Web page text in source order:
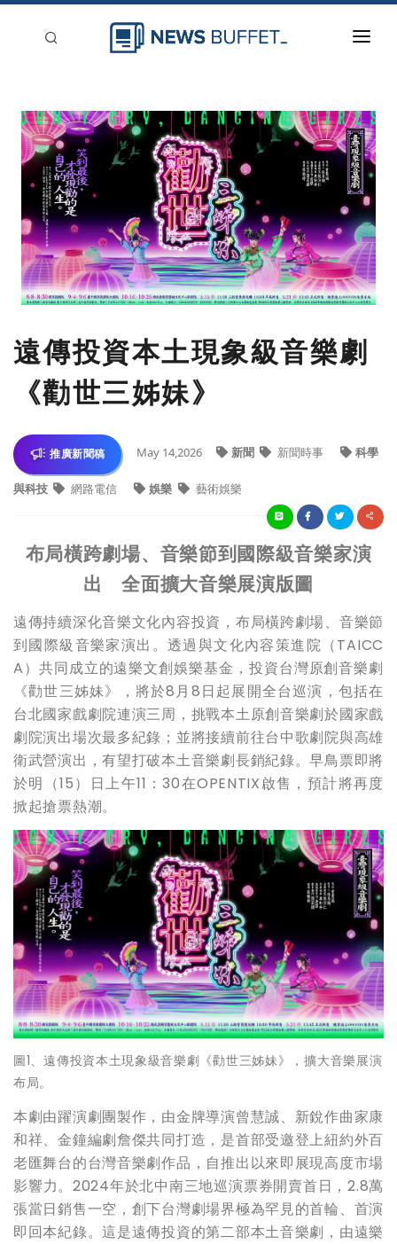
新聞稿分類
登入
刊登
遠傳投資本土現象級音樂劇
《勸世三姊妹》
推廣新聞稿 May 14,2026 新聞 新聞時事 科學
與科技 網路電信 娛樂 藝術娛樂
布局橫跨劇場、音樂節到國際級音樂家演
出 全面擴大音樂展演版圖
遠傳持續深化音樂文化內容投資，布局橫跨劇場、音樂節
到國際級音樂家演出。透過與文化內容策進院（TAICC
A）共同成立的遠樂文創娛樂基金，投資台灣原創音樂劇
《勸世三姊妹》，將於8月8日起展開全台巡演，包括在
台北國家戲劇院連演三周，挑戰本土原創音樂劇於國家戲
劇院演出場次最多紀錄；並將接續前往台中歌劇院與高雄
衛武營演出，有望打破本土音樂劇長銷紀錄。早鳥票即將
於明（15）日上午11：30在OPENTIX啟售，預計將再度
掀起搶票熱潮。
圖1、遠傳投資本土現象級音樂劇《勸世三姊妹》，擴大音樂展演
布局。
本劇由躍演劇團製作，由金牌導演曾慧誠、新銳作曲家康
和祥、金鐘編劇詹傑共同打造，是首部受邀登上紐約外百
老匯舞台的台灣音樂劇作品，自推出以來即展現高度市場
影響力。2024年於北中南三地巡演票券開賣首日，2.8萬
張當日銷售一空，創下台灣劇場界極為罕見的首輪、首演
即回本紀錄。這是遠傳投資的第二部本土音樂劇，由遠樂